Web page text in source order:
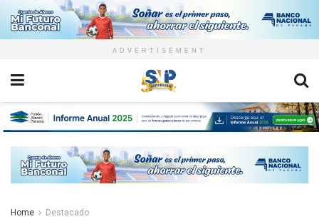
ADVERTISEMENT
Home Destacado